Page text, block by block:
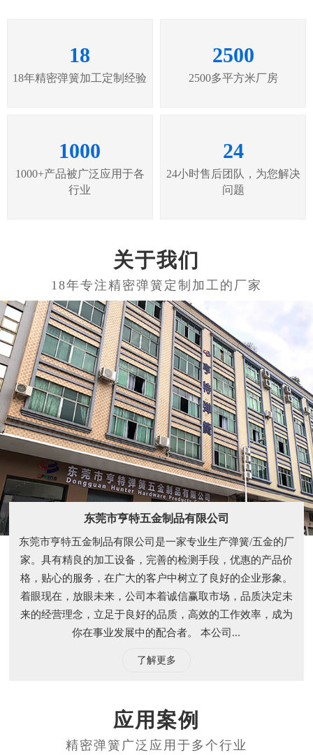
18
18年精密弹簧加工定制经验
2500
2500多平方米厂房
1000
1000+产品被广泛应用于各
行业
24
24小时售后团队，为您解决
问题
关于我们
东莞市亨特五金制品有限公司
东莞市亨特五金制品有限公司是一家专业生产弹簧/五金的厂
家。具有精良的加工设备，完善的检测手段，优惠的产品价
格，贴心的服务，在广大的客户中树立了良好的企业形象。
着眼现在，放眼未来，公司本着诚信赢取市场，品质决定未
来的经营理念，立足于良好的品质，高效的工作效率，成为
你在事业发展中的配合者。 本公司...
了解更多
应用案例